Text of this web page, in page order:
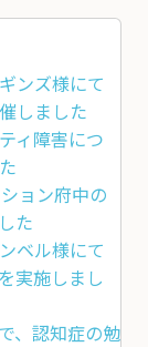
ンズ様にて
しました
ィ障害につ
ョン府中の
た
ベル様にて
実施しまし
、認知症の勉